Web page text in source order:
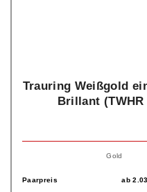
Trauring Weißgold
Brillant (TWHR
Gold
Paarpreis ab